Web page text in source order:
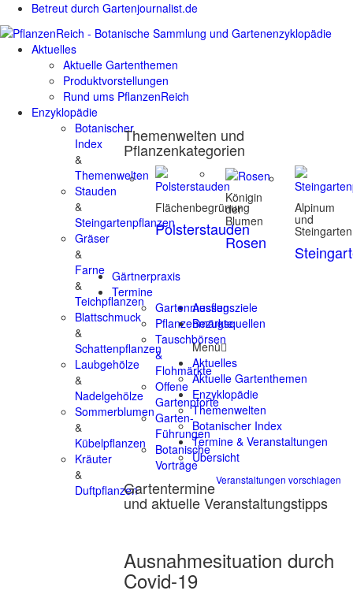
Betreut durch Gartenjournalist.de
Aktuelles
Aktuelle Gartenthemen
Produktvorstellungen
Rund ums PflanzenReich
Enzyklopädie
Botanischer
Index
&
Themenwelten
Stauden
&
Steingartenpflanzen
Gräser
&
Farne
&
Teichpflanzen
Blattschmuck
&
Schattenpflanzen
Laubgehölze
&
Nadelgehölze
Sommerblumen
&
Kübelpflanzen
Kräuter
&
Duftpflanzen
Themenwelten und
Pflanzenkategorien
Flächenbegrünung
Polsterstauden
Königin
der
Blumen
Rosen
Alpinum
und
Steingarten
Gärtnerpraxis
Termine
Gartenmessen
Pflanzenmärkte
Tauschbörsen
&
Flohmärkte
Offene
Gartenpforte
Garten-
Führungen
Botanische
Vorträge
Veranstaltungen vorschlagen
Gartentermine
und aktuelle Veranstaltungstipps
Ausnahmesituation durch
Covid-19
Ausflugsziele
Bezugsquellen
Menü
Aktuelles
Aktuelle Gartenthemen
Enzyklopädie
Themenwelten
Botanischer Index
Termine & Veranstaltungen
Übersicht